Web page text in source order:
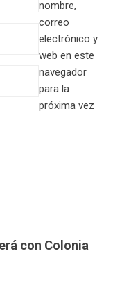
nombre,
correo
electrónico y
web en este
navegador
para la
próxima vez
con Colonia